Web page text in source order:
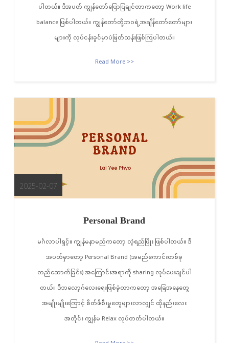
ပါတယ်။ ဒီအပတ် ကျွန်တော်ပြောပြချင်တာကတော့ Work life
balance ဖြစ်ပါတယ်။ ကျွန်တော်တို့ဘဝရဲ့အချိန်တော်တော်များ
များကို လုပ်ငန်းခွင်မှာပဲဖြတ်သန်းဖြစ်ကြပါတယ်။
Read More >>
2025-02-07
Personal Brand
မင်္ဂလာပါရှင့်။ ကျွန်မနာမည်ကတော့ လဲ့ရည်ဖြိုး ဖြစ်ပါတယ်။ ဒီ
အပတ်မှာတော့ Personal Brand (အမည်ကောင်းတစ်ခု
တည်ဆောက်ခြင်း) အကြောင်းအရာကို sharing လုပ်ပေးချင်ပါ
တယ်။ ဒီဘလော့ဂ်လေးရေးဖြစ်ခဲ့တာကတော့ အခြေအနေတွေ
အမျိုးမျိုးကြောင့် စိတ်ဖိစီးမှုတွေများလာလျှင် ထိုနည်းလေး
အတိုင်း ကျွန်မ Relax လုပ်တတ်ပါတယ်။